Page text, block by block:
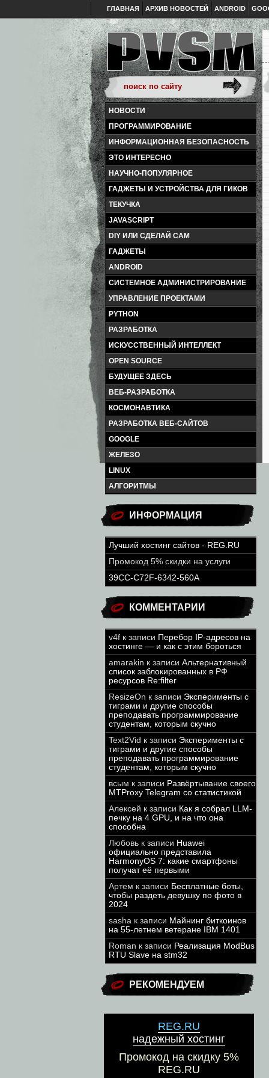
ГЛАВНАЯ АРХИВ НОВОСТЕЙ ANDROID
НОВОСТИ
ПРОГРАММИРОВАНИЕ
ИНФОРМАЦИОННАЯ БЕЗОПАСНОСТЬ
ЭТО ИНТЕРЕСНО
НАУЧНО-ПОПУЛЯРНОЕ
ГАДЖЕТЫ И УСТРОЙСТВА ДЛЯ ГИКОВ
ТЕКУЧКА
JAVASCRIPT
DIY ИЛИ СДЕЛАЙ САМ
ГАДЖЕТЫ
ANDROID
СИСТЕМНОЕ АДМИНИСТРИРОВАНИЕ
УПРАВЛЕНИЕ ПРОЕКТАМИ
PYTHON
РАЗРАБОТКА
ИСКУССТВЕННЫЙ ИНТЕЛЛЕКТ
OPEN SOURCE
БУДУЩЕЕ ЗДЕСЬ
ВЕБ-РАЗРАБОТКА
КОСМОНАВТИКА
РАЗРАБОТКА ВЕБ-САЙТОВ
GOOGLE
ЖЕЛЕЗО
LINUX
АЛГОРИТМЫ
ИНФОРМАЦИЯ
Лучший хостинг сайтов - REG.RU
Промокод 5% скидки на услуги
39CC-C72F-6342-560A
КОММЕНТАРИИ
v4f к записи Перебор IP-адресов на
хостинге — и как с этим бороться
amarakin к записи Альтернативный
список заблокированных в РФ
ресурсов Re:filter
ResizeOn к записи Эксперименты с
тиграми и другие способы
преподавать программирование
студентам, которым скучно
Text2Vid к записи Эксперименты с
тиграми и другие способы
преподавать программирование
студентам, которым скучно
всым к записи Развёртывание своего
MTProxy Telegram со статистикой
Алексей к записи Как я собрал LLM-
печку на 4 GPU, и на что она
способна
Любовь к записи Huawei
официально представила
HarmonyOS 7: какие смартфоны
получат её первыми
Артем к записи Бесплатные боты,
чтобы раздеть девушку по фото в
2024
sasha к записи Майнинг биткоинов
на 55-летнем ветеране IBM 1401
Roman к записи Реализация ModBus
RTU Slave на stm32
РЕКОМЕНДУЕМ
REG.RU
надежный хостинг
Промокод на скидку 5%
REG.RU